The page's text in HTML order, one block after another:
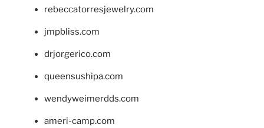
rebeccatorresjewelry.com
jmpbliss.com
drjorgerico.com
queensushipa.com
wendyweimerdds.com
ameri-camp.com